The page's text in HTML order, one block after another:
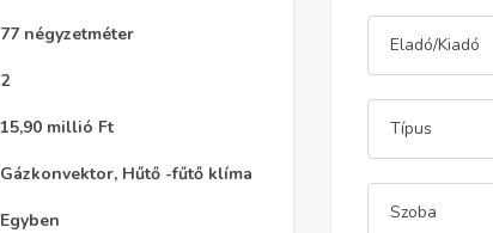
77 négyzetméter
2
15,90 millió Ft
Gázkonvektor, Hűtő -fűtő klíma
Egyben
Eladó/Kiadó
Típus
Szoba